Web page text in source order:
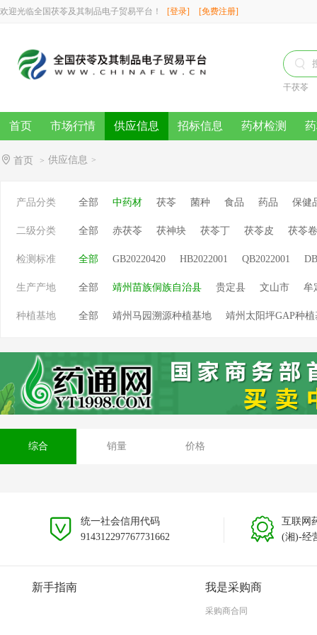
欢迎光临全国茯苓及其制品电子贸易平台！ [登录] [免费注册]

干茯苓
首页 市场行情 供应信息 招标信息 药材检测
首页 > 供应信息 >
产品分类 全部 中药材 茯苓 菌种 食品 药品 保健
二级分类 全部 赤茯苓 茯神块 茯苓丁 茯苓皮 茯苓卷
检测标准 全部 GB20220420 HB2022001 QB2022001
生产产地 全部 靖州苗族侗族自治县 贵定县 文山市 牟
种植基地 全部 靖州马园溯源种植基地
靖州太阳坪GAP种植
综合 销量 价格
统一社会信用代码
914312297767731662
互联网
(湘)-经
新手指南 我是采购商
采购商合同